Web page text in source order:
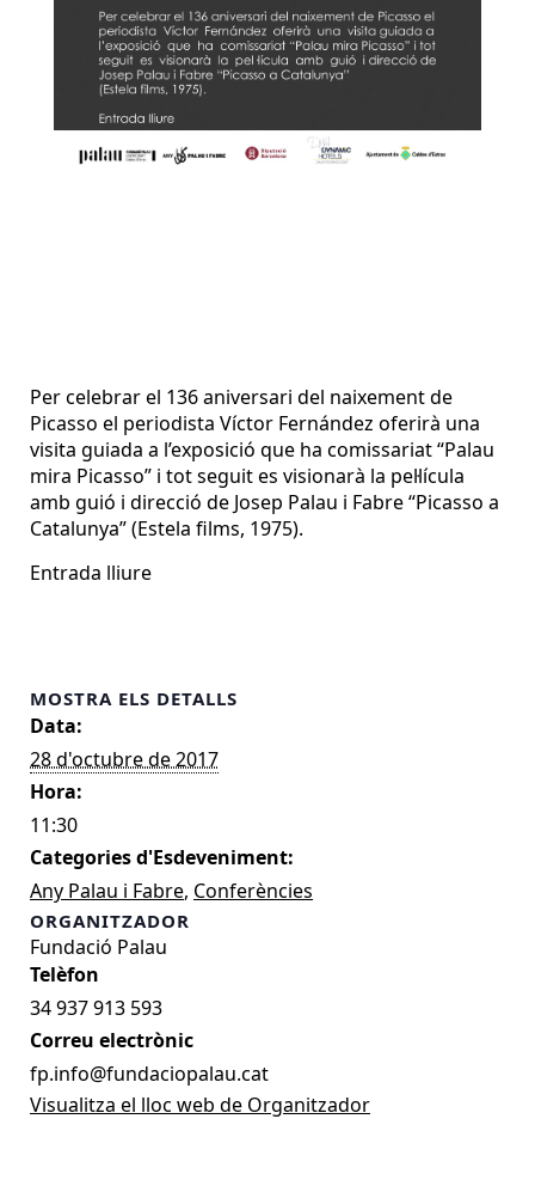
Per celebrar el 136 aniversari del naixement de
Picasso el periodista Víctor Fernández oferirà una
visita guiada a l’exposició que ha comissariat “Palau
mira Picasso” i tot seguit es visionarà la pel·lícula
amb guió i direcció de Josep Palau i Fabre “Picasso a
Catalunya” (Estela films, 1975).
Entrada lliure
MOSTRA ELS DETALLS
Data:
28 d'octubre de 2017
Hora:
11:30
Categories d'Esdeveniment:
Any Palau i Fabre, Conferències
ORGANITZADOR
Fundació Palau
34 937 913 593
Correu electrònic
fp.info@fundaciopalau.cat
Visualitza el lloc web de Organitzador